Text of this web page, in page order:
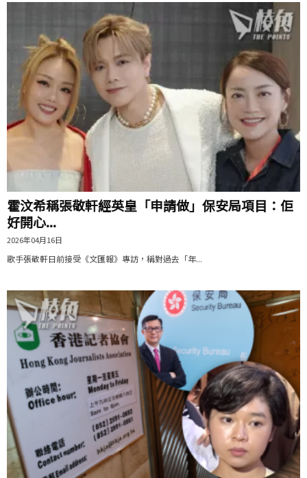
霍汶希稱張敬軒經英皇「申請做」保安局項目：佢
好開心...
2026年04月16日
歌手張敬軒日前接受《文匯報》專訪，稱對過去「年...